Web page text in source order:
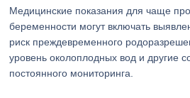
Медицинские показания для чаще
беременности могут включать
риск преждевременного
уровень околоплодных вод и другие
постоянного мониторинга.